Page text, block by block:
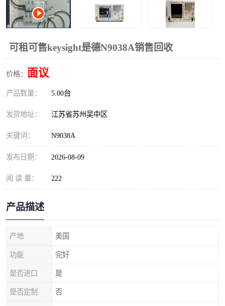
可租可售keysight是德N9038A销售回收
价格： 面议
产品数量： 5.00台
发货地址： 江苏省苏州吴中区
关键词： N9038A
发布日期： 2026-08-09
阅 读 量： 222
产品描述
产地 美国
功能 完好
是否进口 是
是否定制 否
示波器 直流电源
频率计 无线测试仪
静电计